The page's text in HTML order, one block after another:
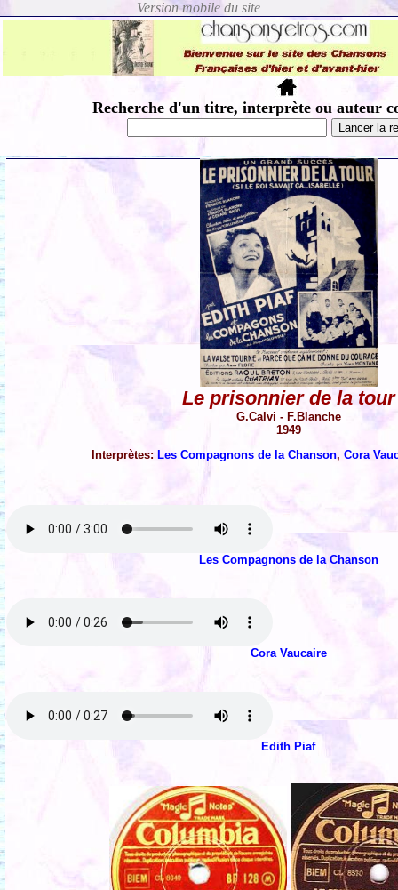
Recherche d'un titre, interprète ou auteur
Le prisonnier de la tour
G.Calvi - F.Blanche
1949
Interprètes: Les Compagnons de la Chanson,Cora
Les Compagnons de la Chanson
Cora Vaucaire
Edith Piaf